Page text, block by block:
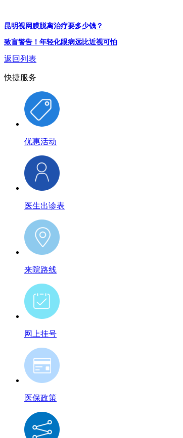
昆明视网膜脱离治疗要多少钱？
致盲警告！年轻化眼病远比近视可怕
返回列表
快捷服务
优惠活动
医生出诊表
来院路线
网上挂号
医保政策